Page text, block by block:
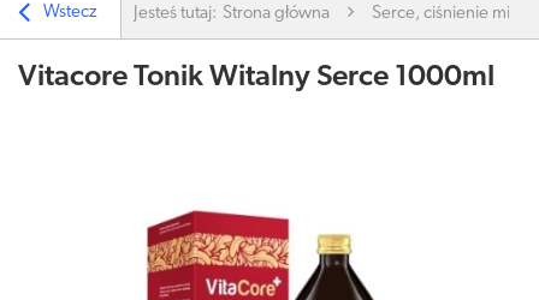
Wstecz Jesteś tutaj: Strona główna Serce, ciśnienie
Vitacore Tonik Witalny Serce 1000ml